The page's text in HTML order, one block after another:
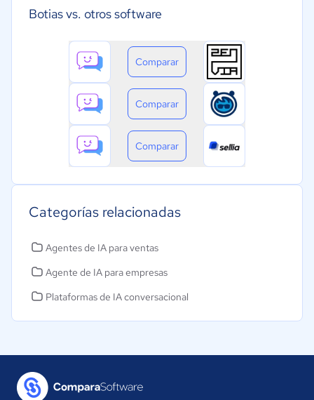
Botias vs. otros software
Comparar
Comparar
Comparar
Categorías relacionadas
Agentes de IA para ventas
Agente de IA para empresas
Plataformas de IA conversacional